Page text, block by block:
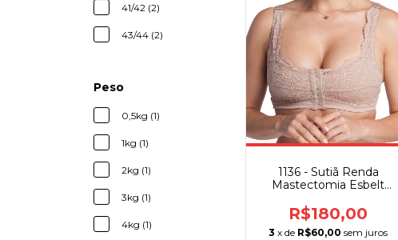
41/42 (2)
43/44 (2)
Peso
0,5kg (1)
1kg (1)
2kg (1)
3kg (1)
4kg (1)
1136 - Sutiã Renda
Mastectomia Esbelt
R$180,00
3 x de R$60,00 sem juros